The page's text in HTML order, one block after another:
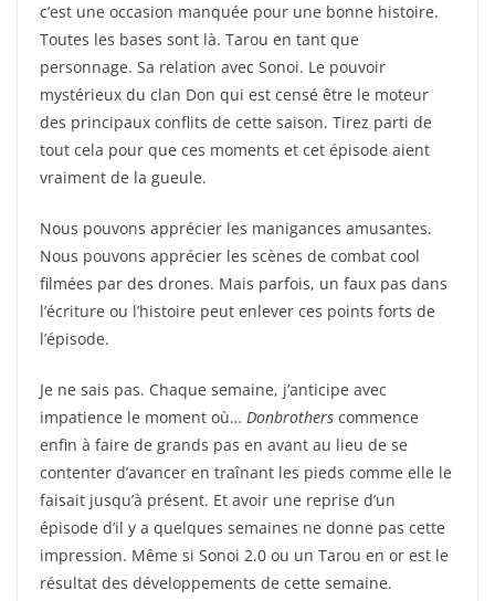
c’est une occasion manquée pour une bonne histoire.
Toutes les bases sont là. Tarou en tant que
personnage. Sa relation avec Sonoi. Le pouvoir
mystérieux du clan Don qui est censé être le moteur
des principaux conflits de cette saison. Tirez parti de
tout cela pour que ces moments et cet épisode aient
vraiment de la gueule.
Nous pouvons apprécier les manigances amusantes.
Nous pouvons apprécier les scènes de combat cool
filmées par des drones. Mais parfois, un faux pas dans
l’écriture ou l’histoire peut enlever ces points forts de
l’épisode.
Je ne sais pas. Chaque semaine, j’anticipe avec
impatience le moment où… Donbrothers commence
enfin à faire de grands pas en avant au lieu de se
contenter d’avancer en traînant les pieds comme elle le
faisait jusqu’à présent. Et avoir une reprise d’un
épisode d’il y a quelques semaines ne donne pas cette
impression. Même si Sonoi 2.0 ou un Tarou en or est le
résultat des développements de cette semaine.